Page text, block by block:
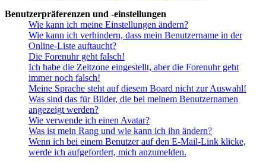
Benutzerpräferenzen und -einstellungen
Wie kann ich meine Einstellungen ändern?
Wie kann ich verhindern, dass mein Benutzername in der
Online-Liste auftaucht?
Die Forenuhr geht falsch!
Ich habe die Zeitzone eingestellt, aber die Forenuhr geht
immer noch falsch!
Meine Sprache steht auf diesem Board nicht zur Auswahl!
Was sind das für Bilder, die bei meinem Benutzernamen
angezeigt werden?
Wie verwende ich einen Avatar?
Was ist mein Rang und wie kann ich ihn ändern?
Wenn ich bei einem Benutzer auf den E-Mail-Link klicke,
werde ich aufgefordert, mich anzumelden.